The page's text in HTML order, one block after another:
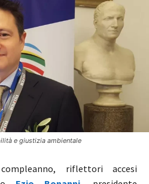
e giustizia ambientale
riflettori accesi